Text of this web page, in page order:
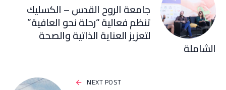
جامعة الروح القدس – الكسليك
تنظم فعالية “رحلة نحو العافية”
لتعزيز العناية الذاتية والصحة
الشاملة
NEXT POST